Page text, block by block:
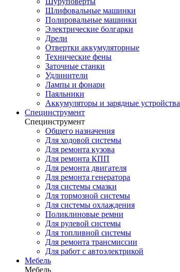
Шлифовальные машинки
Полировальные машинки
Электрические болгарки
Дрели
Отвертки аккумуляторные
Технические фены
Заточные станки
Удлинители
Лампы и фонари
Паяльники
Аккумуляторы и зарядные устройства
Специнструмент
Специнструмент
Общего назначения
Для ходовой системы
Для ремонта кузова
Для ремонта КПП
Для ремонта двигателя
Для ремонта генератора
Для системы смазки
Для тормозной системы
Для системы охлаждения
Поликлиновые ремни
Для рулевой системы
Для топливной системы
Для ремонта трансмиссии
Для работ с автоэлектрикой
Мебель
Мебель